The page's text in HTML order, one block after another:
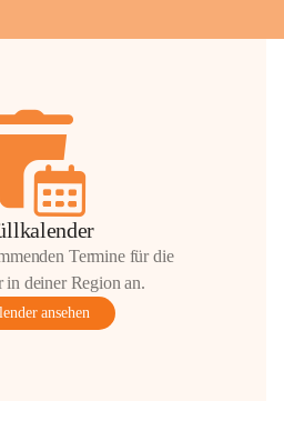
Termine für die
deiner Region an.
ansehen